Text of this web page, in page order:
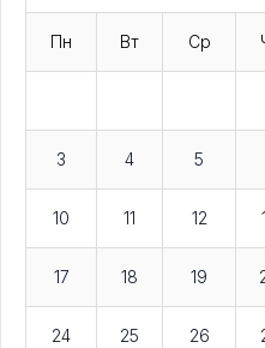
Пн Вт Ср
3 4 5
10 11 12
17 18 19
24 25 26